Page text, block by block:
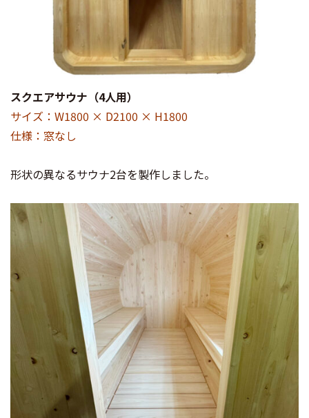
スクエアサウナ（4人用）
サイズ：W1800 × D2100 × H1800
仕様：窓なし
形状の異なるサウナ2台を製作しました。